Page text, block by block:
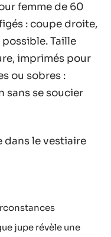
femme de 60
: coupe droite,
Taille
imprimés pour
ou sobres :
sans se soucier
dans le vestiaire
jupe révèle une